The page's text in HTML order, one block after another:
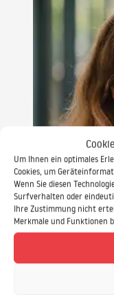
Um Ihnen ein optimales
Cookies, um
Wenn Sie diesen
Surfverhalten oder
Ihre Zustimmung nicht
Merkmale und Funktionen